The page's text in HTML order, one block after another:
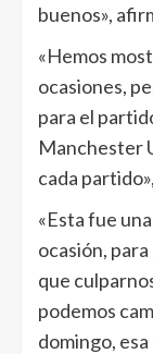
buenos»,
«Hemos
ocasiones,
para el
Manchester
cada
«Esta fue
ocasión,
que
podemos
domingo,